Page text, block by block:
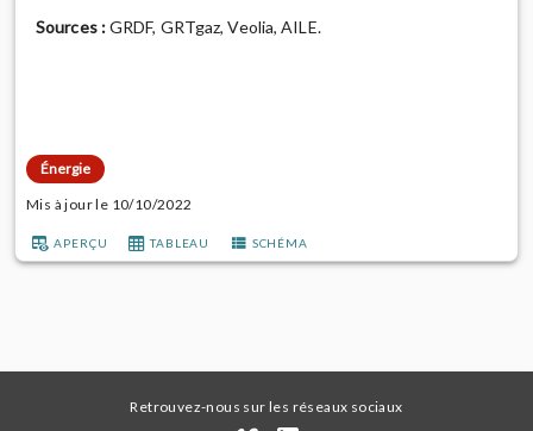
Sources :GRDF, GRTgaz, Veolia, AILE.
Énergie
Mis à jour le 10/10/2022
APERÇU TABLEAU SCHÉMA
Retrouvez-nous sur les réseaux sociaux